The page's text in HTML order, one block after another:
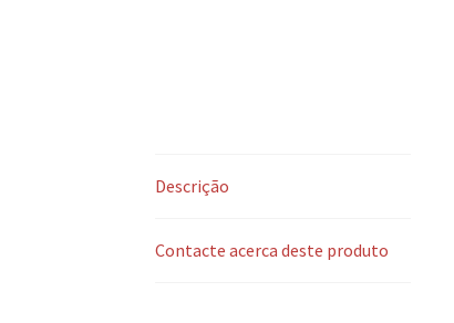
Descrição
Contacte acerca deste produto